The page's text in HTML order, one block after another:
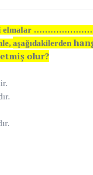
elmalar
aşağıdakilerden
olur?